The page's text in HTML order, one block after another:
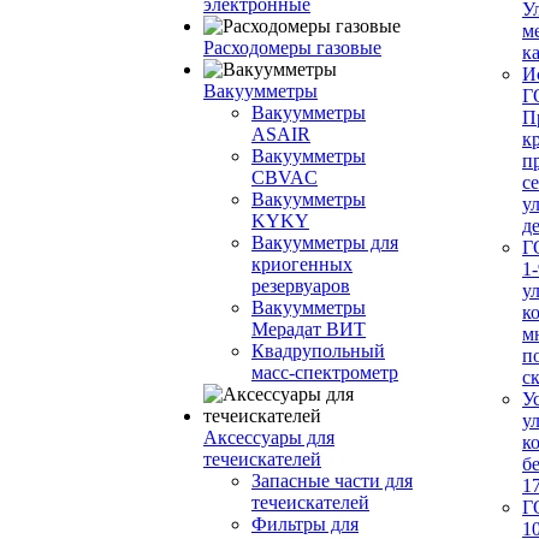
электронные
Расходомеры газовые
Вакуумметры
Вакуумметры
ASAIR
Вакуумметры
CBVAC
Вакуумметры
KYKY
Вакуумметры для
криогенных
резервуаров
Вакуумметры
Мерадат ВИТ
Квадрупольный
масс-спектрометр
Аксессуары для
течеискателей
Запасные части для
течеискателей
Фильтры для